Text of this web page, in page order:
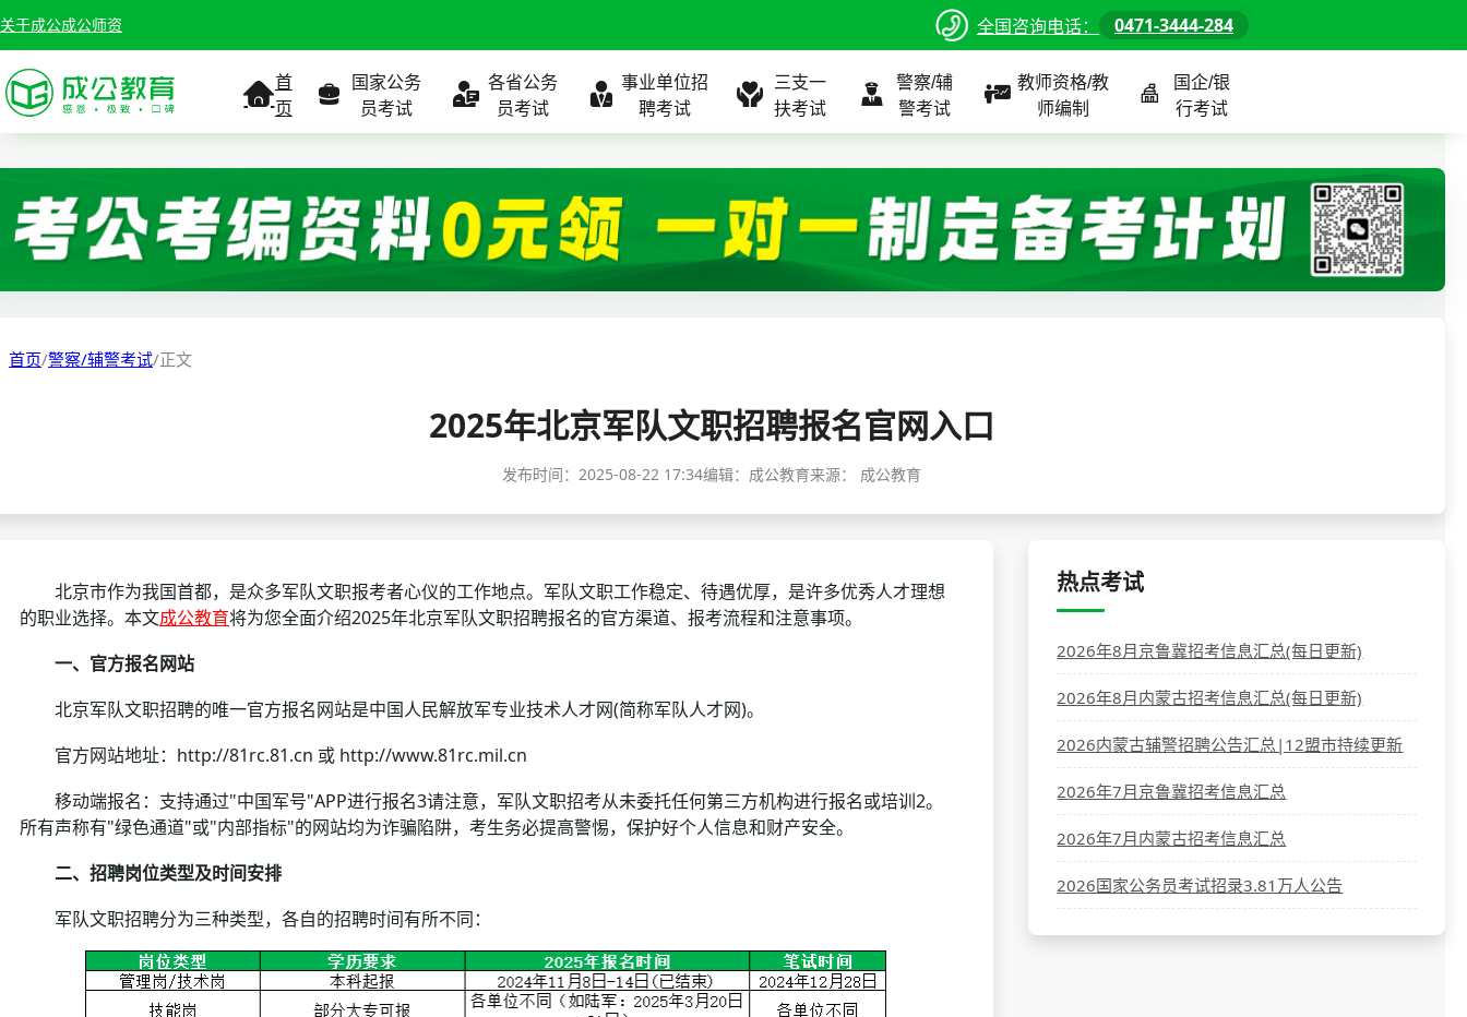
关于成公成公师资 全国咨询电话： 0471-3444-284
首
页
国家公务
员考试
考试公告
职位表
成绩查询
分数线
公务员课程
各省公务
员考试
考试公告
职位表
分数线
历年真题
全国
北京
内蒙古
公务员课程
事业单位招
聘考试
考试公告
职位表
准考证打印
考试政策
分数线
历年真题
全国
北京
内蒙古
事业单位课程
三支一
扶考试
考试公告
职位表
成绩查询
分数线
全国
北京
内蒙古
三支一扶课程
警察/辅
警考试
考试公告
职位表
面试补录
历年真题
全国
北京
内蒙古
警察/辅警课程
教师资格/教
师编制
考试公告
职位表
面试补录
历年真题
全国
北京
内蒙古
教师/资格课程
国企/银
行考试
考试公告
职位表
面试补录
历年真题
全国
北京
内蒙古
国企/银行课程
首页/警察/辅警考试/正文
2025年北京军队文职招聘报名官网入口
发布时间： 2025-08-22 17:34编辑：成公教育来源： 成公教育
北京市作为我国首都，是众多军队文职报考者心仪的工作地点。军队文职工作稳定、待遇优厚，是许多优秀人才理想
的职业选择。本文成公教育将为您全面介绍2025年北京军队文职招聘报名的官方渠道、报考流程和注意事项。
一、官方报名网站
北京军队文职招聘的唯一官方报名网站是中国人民解放军专业技术人才网(简称军队人才网)。
官方网站地址：http://81rc.81.cn 或 http://www.81rc.mil.cn
移动端报名：支持通过"中国军号"APP进行报名3请注意，军队文职招考从未委托任何第三方机构进行报名或培训2。
所有声称有"绿色通道"或"内部指标"的网站均为诈骗陷阱，考生务必提高警惕，保护好个人信息和财产安全。
二、招聘岗位类型及时间安排
军队文职招聘分为三种类型，各自的招聘时间有所不同：
热点考试
2026年8月京鲁冀招考信息汇总(每日更新)
2026年8月内蒙古招考信息汇总(每日更新)
2026内蒙古辅警招聘公告汇总|12盟市持续更新
2026年7月京鲁冀招考信息汇总
2026年7月内蒙古招考信息汇总
2026国家公务员考试招录3.81万人公告